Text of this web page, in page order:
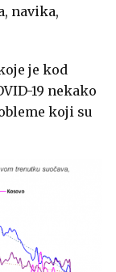
navika,
je kod
19 nekako
koji su